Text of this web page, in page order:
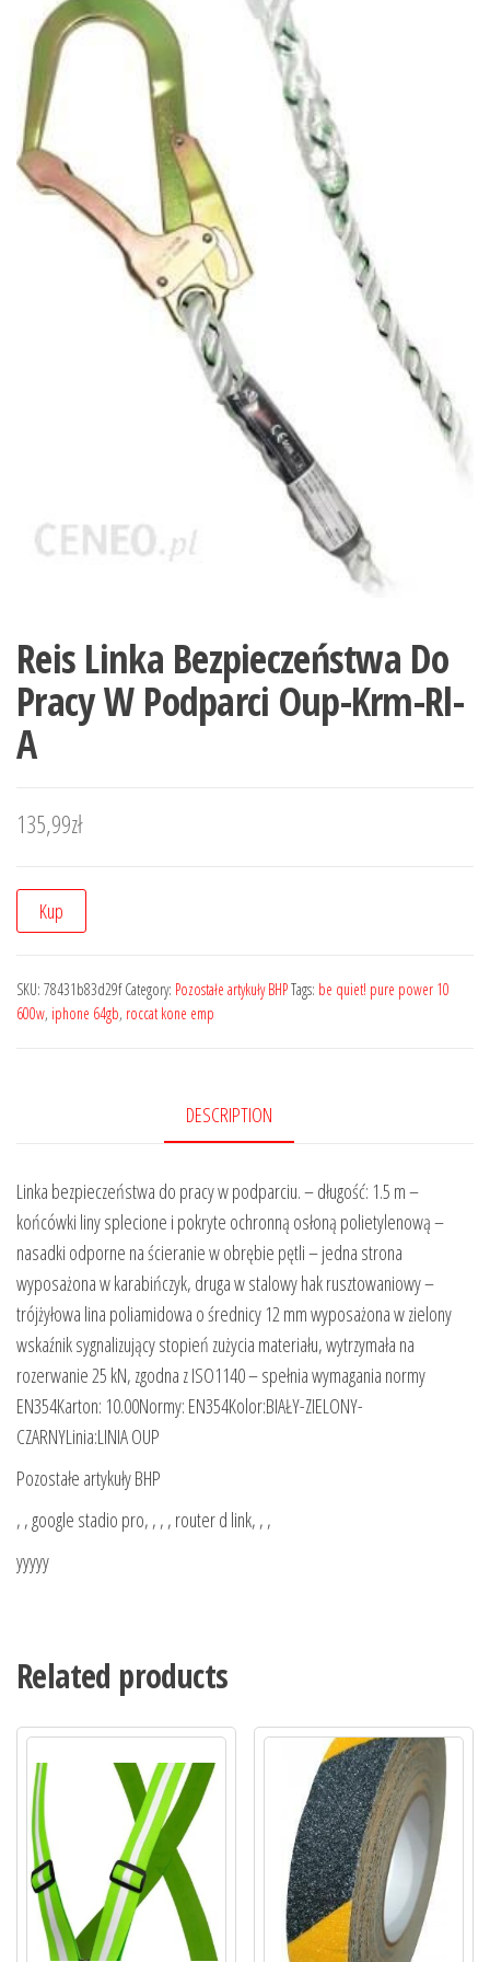
Reis Linka Bezpieczeństwa Do
Pracy W Podparci Oup-Krm-Rl-
A
135,99zł
Kup
SKU: 78431b83d29f Category: Pozostałe artykuły BHPTags: be quiet! pure power 10
600w, iphone 64gb, roccat kone emp
DESCRIPTION
Linka bezpieczeństwa do pracy w podparciu. – długość: 1.5 m –
końcówki liny splecione i pokryte ochronną osłoną polietylenową –
nasadki odporne na ścieranie w obrębie pętli – jedna strona
wyposażona w karabińczyk, druga w stalowy hak rusztowaniowy –
trójżyłowa lina poliamidowa o średnicy 12 mm wyposażona w zielony
wskaźnik sygnalizujący stopień zużycia materiału, wytrzymała na
rozerwanie 25 kN, zgodna z ISO1140 – spełnia wymagania normy
EN354Karton: 10.00Normy: EN354Kolor:BIAŁY-ZIELONY-
CZARNYLinia:LINIA OUP
Pozostałe artykuły BHP
, , google stadio pro, , , , router d link, , ,
yyyyy
Related products